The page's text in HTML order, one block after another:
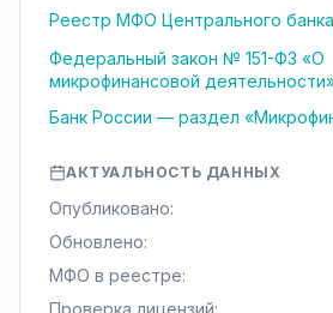
Реестр МФО Центрального
Федеральный закон № 151-ФЗ «О
микрофинансовой
Банк России — раздел
АКТУАЛЬНОСТЬ ДАННЫХ
Опубликовано:
Обновлено:
МФО в реестре:
Проверка лицензий: